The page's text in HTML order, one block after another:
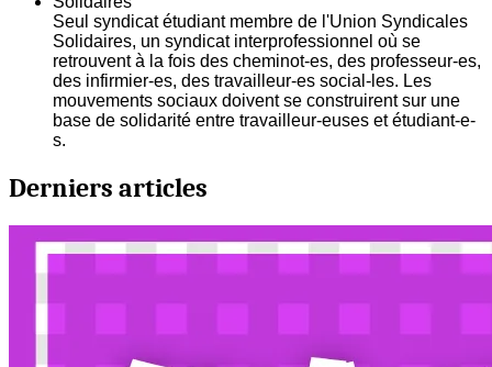
Seul syndicat étudiant membre de l'Union Syndicales
Solidaires, un syndicat interprofessionnel où se
retrouvent à la fois des cheminot-es, des professeur-es,
des infirmier-es, des travailleur-es social-les. Les
mouvements sociaux doivent se construirent sur une
base de solidarité entre travailleur-euses et étudiant-e-
s.
Derniers articles